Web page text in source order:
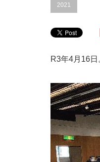
2021
R3年4月16